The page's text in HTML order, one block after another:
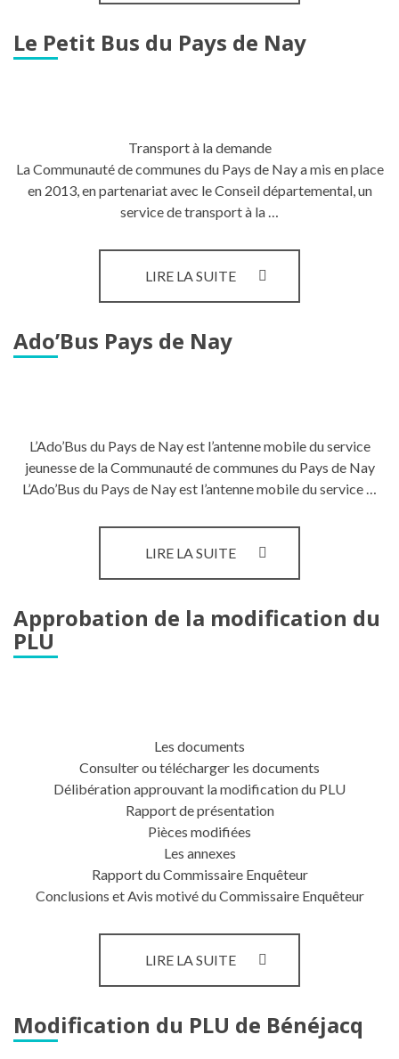
D’URBANISME
Le Petit Bus du Pays de Nay
Transport à la demande
La Communauté de communes du Pays de Nay a mis en place
en 2013, en partenariat avec le Conseil départemental, un
service de transport à la …
LIRE LA SUITELE
Ado’Bus Pays de Nay
L’Ado’Bus du Pays de Nay est l’antenne mobile du service
jeunesse de la Communauté de communes du Pays de Nay
L’Ado’Bus du Pays de Nay est l’antenne mobile du service …
LIRE LA SUITEADO’BUS
Approbation de la modification du
PLU
Les documents
Consulter ou télécharger les documents
Délibération approuvant la modification du PLU
Rapport de présentation
Pièces modifiées
Les annexes
Rapport du Commissaire Enquêteur
Conclusions et Avis motivé du Commissaire Enquêteur
LIRE LA SUITEAPPROBATION
DU
Modification du PLU de Bénéjacq